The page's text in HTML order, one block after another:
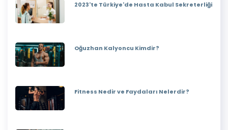
2023'te Türkiye'de Hasta Kabul Sekreterliği
Oğuzhan Kalyoncu Kimdir?
Fitness Nedir ve Faydaları Nelerdir?